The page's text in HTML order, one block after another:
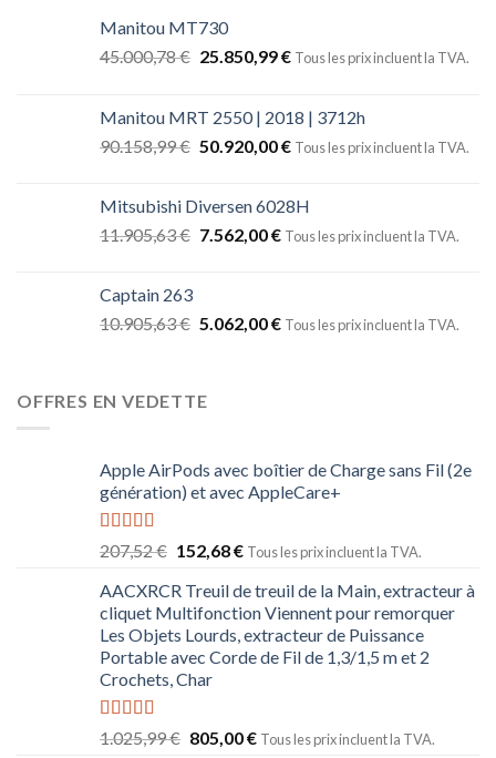
Manitou MT730
45.000,78€ 25.850,99€ Tous les prix incluent la TVA.
Manitou MRT 2550 | 2018 | 3712h
90.158,99€ 50.920,00€ Tous les prix incluent la TVA.
Mitsubishi Diversen 6028H
11.905,63€ 7.562,00€ Tous les prix incluent la TVA.
Captain 263
10.905,63€ 5.062,00€ Tous les prix incluent la TVA.
OFFRES EN VEDETTE
Apple AirPods avec boîtier de Charge sans Fil (2e
génération) et avec AppleCare+
Note5.00
sur 5
207,52€ 152,68€ Tous les prix incluent la TVA.
AACXRCR Treuil de treuil de la Main, extracteur à
cliquet Multifonction Viennent pour remorquer
Les Objets Lourds, extracteur de Puissance
Portable avec Corde de Fil de 1,3/1,5 m et 2
Crochets, Char
Note5.00
1.025,99€ 805,00€ Tous les prix incluent la TVA.